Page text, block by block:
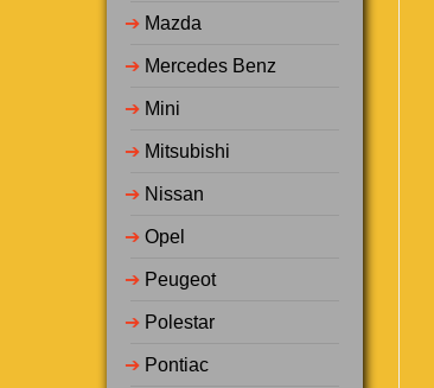
➔ Mazda
➔ Mercedes Benz
➔ Mini
➔ Mitsubishi
➔ Nissan
➔ Opel
➔ Peugeot
➔ Polestar
➔ Pontiac